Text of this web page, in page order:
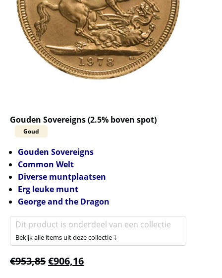
Gouden Sovereigns (2.5% boven spot)
Goud
Gouden Sovereigns
Common Welt
Diverse muntplaatsen
Erg leuke munt
George and the Dragon
Dit product is onderdeel van een collectie
Bekijk alle items uit deze collectie ⤵
€953,85€906,16